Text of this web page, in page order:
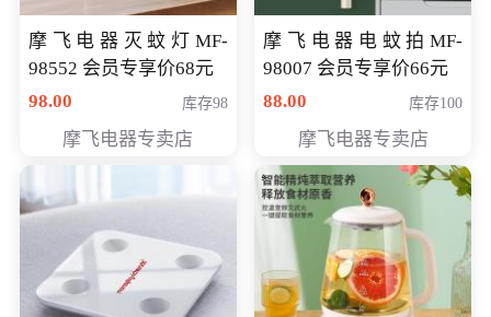
摩飞电器灭蚊灯MF-
98552 会员专享价68元
98.00
库存98
摩飞电器专卖店
摩飞电器电蚊拍MF-
98007 会员专享价66元
88.00
库存100
摩飞电器专卖店